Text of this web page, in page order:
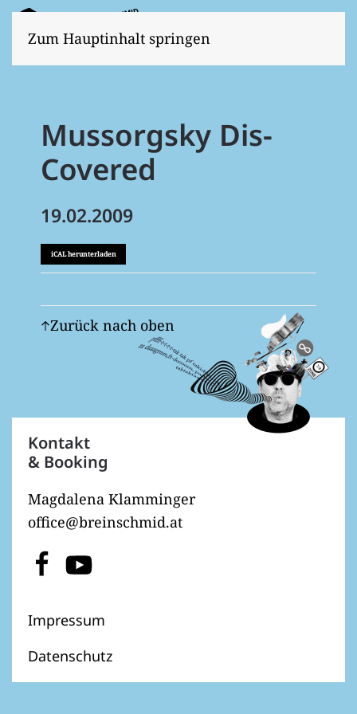
Zum Hauptinhalt springen
Mussorgsky Dis-
Covered
19.02.2009
iCAL herunterladen
Zurück nach oben
Kontakt
& Booking
Magdalena Klamminger
office@breinschmid.at
Impressum
Datenschutz